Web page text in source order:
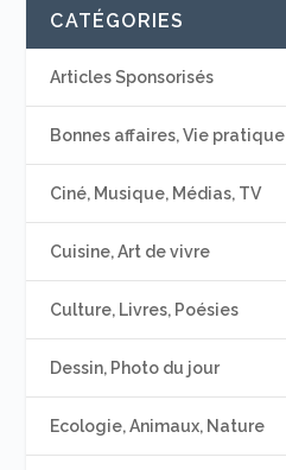
CATÉGORIES
Articles Sponsorisés
Bonnes affaires, Vie pratique
Ciné, Musique, Médias, TV
Cuisine, Art de vivre
Culture, Livres, Poésies
Dessin, Photo du jour
Ecologie, Animaux, Nature